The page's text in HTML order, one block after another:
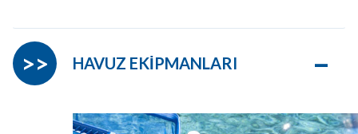
HAVUZ EKİPMANLARI –
>>